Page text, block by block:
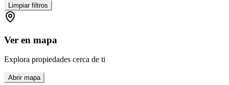
Limpiar filtros
Ver en mapa
Explora propiedades cerca de ti
Abrir mapa